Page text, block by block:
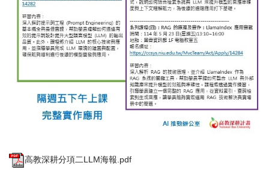
高教深耕分項二LLM海報.pdf